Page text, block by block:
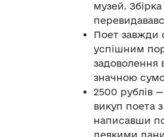
музей.
Поет завжди
успішним
задоволення
значною
2500 рублів
викуп поета
написавши
деякими